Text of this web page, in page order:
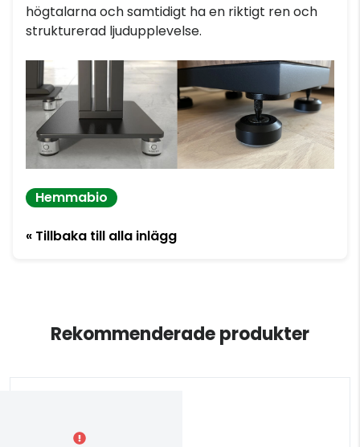
högtalarna och samtidigt ha en riktigt ren och
strukturerad ljudupplevelse.
Hemmabio
« Tillbaka till alla inlägg
Rekommenderade produkter